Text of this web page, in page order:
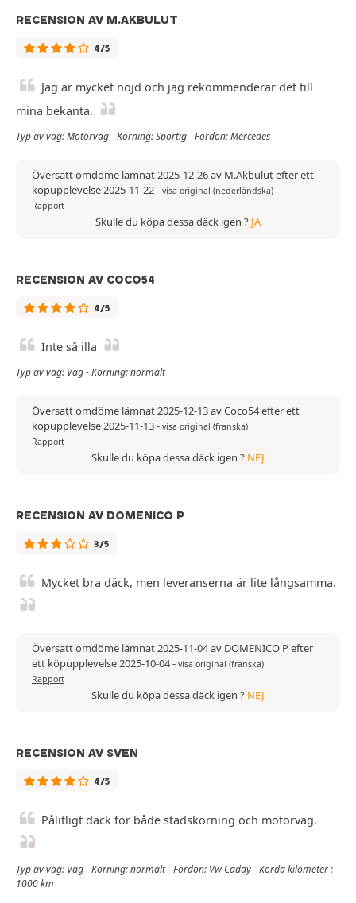
RECENSION AV M.AKBULUT
4/5
Jag är mycket nöjd och jag rekommenderar det till
mina bekanta.
Typ av väg: Motorväg - Körning: Sportig - Fordon: Mercedes
Översatt omdöme lämnat 2025-12-26 av M.Akbulut efter ett
köpupplevelse 2025-11-22- visa original (nederländska)
Rapport
Skulle du köpa dessa däck igen ? JA
RECENSION AV COCO54
4/5
Inte så illa
Typ av väg: Väg - Körning: normalt
Översatt omdöme lämnat 2025-12-13 av Coco54 efter ett
köpupplevelse 2025-11-13- visa original (franska)
Rapport
Skulle du köpa dessa däck igen ? NEJ
RECENSION AV DOMENICO P
3/5
Mycket bra däck, men leveranserna är lite långsamma.
Översatt omdöme lämnat 2025-11-04 av DOMENICO P efter
ett köpupplevelse 2025-10-04- visa original (franska)
Rapport
Skulle du köpa dessa däck igen ? NEJ
RECENSION AV SVEN
4/5
Pålitligt däck för både stadskörning och motorväg.
Typ av väg: Väg - Körning: normalt - Fordon: Vw Caddy - Körda kilometer :
1000 km